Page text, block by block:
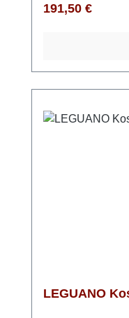
Regulärer Preis:
191,50 €
LEGUANO